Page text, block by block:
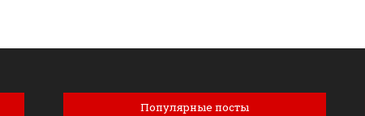
Популярные посты